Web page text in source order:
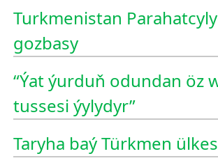
Turkmenistan
gozbasy
“Ýat ýurduň odundan öz
tussesi ýylydyr”
Taryha baý Türkmen